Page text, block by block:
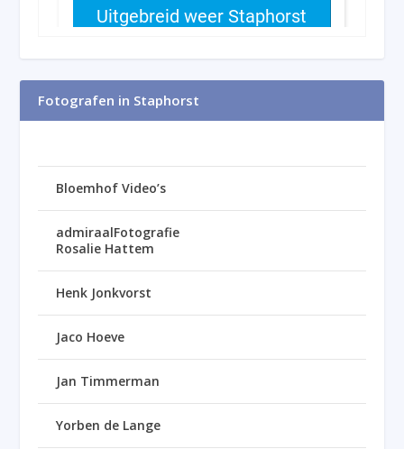
Fotografen in Staphorst
Bloemhof Video’s
admiraalFotografie
Rosalie Hattem
Henk Jonkvorst
Jaco Hoeve
Jan Timmerman
Yorben de Lange